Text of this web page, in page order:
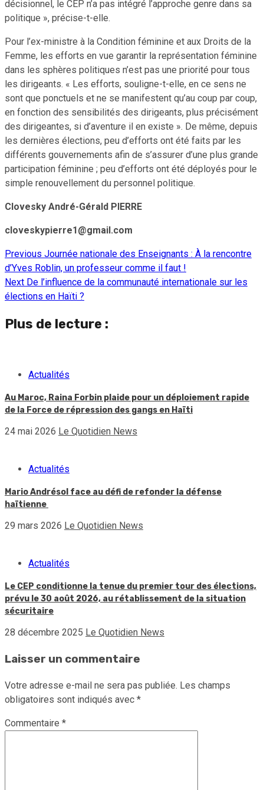
décisionnel, le CEP n’a pas intégré l’approche genre dans sa
politique », précise-t-elle.
Pour l’ex-ministre à la Condition féminine et aux Droits de la
Femme, les efforts en vue garantir la représentation féminine
dans les sphères politiques n’est pas une priorité pour tous
les dirigeants. « Les efforts, souligne-t-elle, en ce sens ne
sont que ponctuels et ne se manifestent qu’au coup par coup,
en fonction des sensibilités des dirigeants, plus précisément
des dirigeantes, si d’aventure il en existe ». De même, depuis
les dernières élections, peu d’efforts ont été faits par les
différents gouvernements afin de s’assurer d’une plus grande
participation féminine ; peu d’efforts ont été déployés pour le
simple renouvellement du personnel politique.
Clovesky André-Gérald PIERRE
cloveskypierre1@gmail.com
Continue
Reading
Previous Journée nationale des Enseignants : À la rencontre
d’Yves Roblin, un professeur comme il faut !
Next De l’influence de la communauté internationale sur les
élections en Haïti ?
Plus de lecture :
Actualités
Au Maroc, Raina Forbin plaide pour un déploiement rapide
de la Force de répression des gangs en Haïti
24 mai 2026 Le Quotidien News
Actualités
Mario Andrésol face au défi de refonder la défense
haïtienne
29 mars 2026 Le Quotidien News
Actualités
Le CEP conditionne la tenue du premier tour des élections,
prévu le 30 août 2026, au rétablissement de la situation
sécuritaire
28 décembre 2025 Le Quotidien News
Laisser un commentaire
Votre adresse e-mail ne sera pas publiée. Les champs
obligatoires sont indiqués avec *
Commentaire *